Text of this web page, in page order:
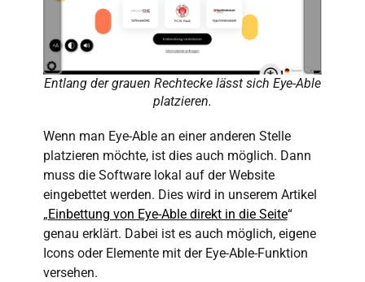
Entlang der grauen Rechtecke lässt sich Eye-Able
platzieren.
Wenn man Eye-Able an einer anderen Stelle
platzieren möchte, ist dies auch möglich. Dann
muss die Software lokal auf der Website
eingebettet werden. Dies wird in unserem Artikel
„Einbettung von Eye-Able direkt in die Seite“
genau erklärt. Dabei ist es auch möglich, eigene
Icons oder Elemente mit der Eye-Able-Funktion
versehen.